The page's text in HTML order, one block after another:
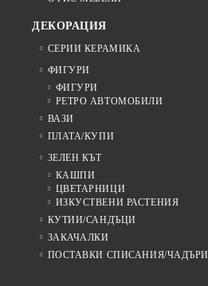
ДЕКОРАЦИЯ
СЕРИИ КЕРАМИКА
ФИГУРИ
ФИГУРИ
РЕТРО АВТОМОБИЛИ
ВАЗИ
ПЛАТА/КУПИ
ЗЕЛЕН КЪТ
КАШПИ
ЦВЕТАРНИЦИ
ИЗКУСТВЕНИ РАСТЕНИЯ
КУТИИ/САНДЪЦИ
ЗАКАЧАЛКИ
ПОСТАВКИ СПИСАНИЯ/ЧАДЪРИ